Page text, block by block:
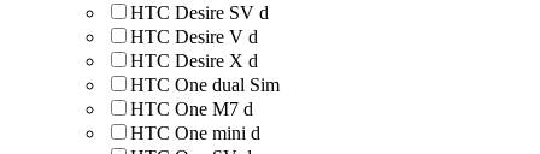
HTC Desire SV d
HTC Desire V d
HTC Desire X d
HTC One dual Sim
HTC One M7 d
HTC One mini d